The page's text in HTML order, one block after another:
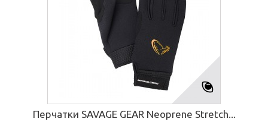
Перчатки SAVAGE GEAR Neoprene Stretch...